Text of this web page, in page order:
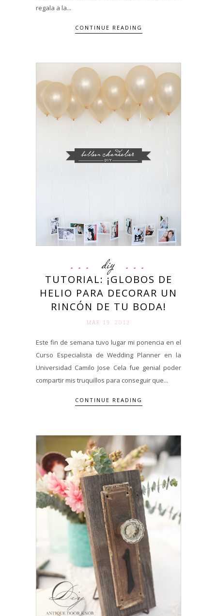
regala a la...
CONTINUE READING
diy
TUTORIAL: ¡GLOBOS DE
HELIO PARA DECORAR UN
RINCÓN DE TU BODA!
MAR 19. 2013
Este fin de semana tuvo lugar mi ponencia en el
Curso Especialista de Wedding Planner en la
Universidad Camilo Jose Cela fue genial poder
compartir mis truquillos para conseguir que...
CONTINUE READING